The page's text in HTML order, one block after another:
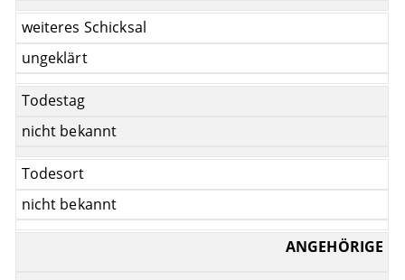
weiteres Schicksal
ungeklärt
Todestag
nicht bekannt
Todesort
nicht bekannt
ANGEHÖRIGE